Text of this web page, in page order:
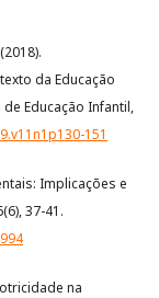
da Educação
Educação Infantil,
151
Implicações e
37-41.
na